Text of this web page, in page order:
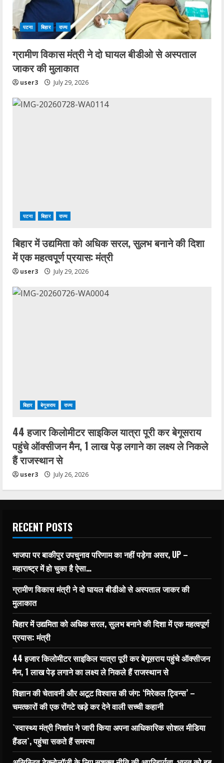
पटना बिहार राज्य
ग्रामीण विकास मंत्री ने दो घायल बीडीओ से अस्पताल
जाकर की मुलाकात
user3 July 29, 2026
पटना बिहार राज्य
बिहार में उद्यमिता को अधिक सरल, सुलभ बनाने की दिशा
में एक महत्वपूर्ण प्रयास: मंत्री
user3 July 29, 2026
बिहार बेगूसराय राज्य
44 हजार किलोमीटर साइकिल यात्रा पूरी कर बेगूसराय
पहुंचे ऑक्सीजन मैन, 1 लाख पेड़ लगाने का लक्ष्य ले निकले
हैं राजस्थान से
user3 July 26, 2026
RECENT POSTS
भाजपा पर बाकीपुर उपचुनाव परिणाम का नहीं पड़ेगा असर, UP –
महाराष्ट्र में हो चुका है ऐसा…
ग्रामीण विकास मंत्री ने दो घायल बीडीओ से अस्पताल जाकर की
मुलाकात
बिहार में उद्यमिता को अधिक सरल, सुलभ बनाने की दिशा में एक महत्वपूर्ण
प्रयास: मंत्री
44 हजार किलोमीटर साइकिल यात्रा पूरी कर बेगूसराय पहुंचे ऑक्सीजन
मैन, 1 लाख पेड़ लगाने का लक्ष्य ले निकले हैं राजस्थान से
विज्ञान की चेतावनी और अटूट विश्वास की जंग: ‘मिरेकल ट्विन्स’ –
चमत्कारों की एक रोंगटे खड़े कर देने वाली सच्ची कहानी
`स्वास्थ्य मंत्री निशांत ने जारी किया अपना आधिकारिक सोशल मीडिया
हैंडल`, पहुंचा सकते हैं समस्या